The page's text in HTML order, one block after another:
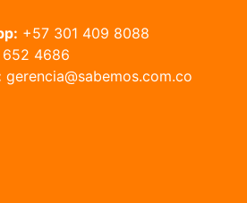
+57 301 409 8088
4686
gerencia@sabemos.com.co